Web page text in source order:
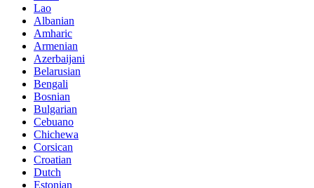
Lao
Albanian
Amharic
Armenian
Azerbaijani
Belarusian
Bengali
Bosnian
Bulgarian
Cebuano
Chichewa
Corsican
Croatian
Dutch
Estonian